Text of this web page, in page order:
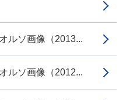
ルソ画像（2013...
ルソ画像（2012...